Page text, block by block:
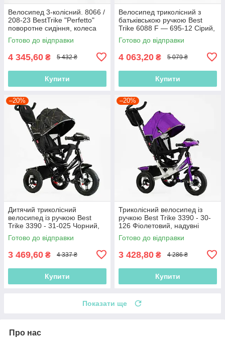
Велосипед 3-колісний. 8066 /
208-23 BestTrike "Perfetto"
поворотне сидіння, колеса
гумові надувні,
Готово до відправки
4 345,60 ₴ 5 432 ₴
Купити
Велосипед триколісний з
батьківською ручкою Best
Trike 6088 F — 695-12 Сірий,
з поворотним сидінням,
надувні
Готово до відправки
4 063,20 ₴ 5 079 ₴
Купити
–20%
Дитячий триколісний
велосипед із ручкою Best
Trike 3390 - 31-025 Чорний,
надувні колеса, фара з USB,
пульт
Готово до відправки
3 469,60 ₴ 4 337 ₴
Купити
–20%
Триколісний велосипед із
ручкою Best Trike 3390 - 30-
126 Фіолетовий, надувні
колеса, фара з USB, пульт
Готово до відправки
3 428,80 ₴ 4 286 ₴
Купити
Показати ще
Про нас